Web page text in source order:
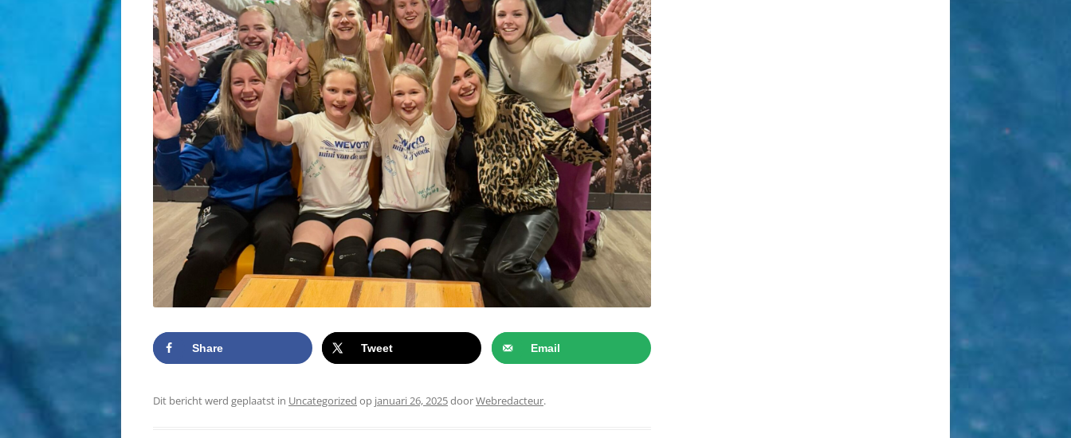
Share Tweet Email
Dit bericht werd geplaatst in Uncategorized op januari 26, 2025doorWebredacteur.